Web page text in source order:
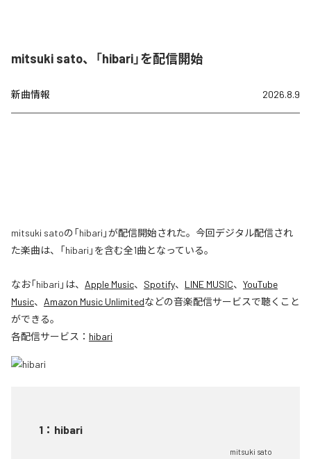
mitsuki sato、「hibari」を配信開始
新曲情報 2026.8.9
mitsuki satoの「hibari」が配信開始された。今回デジタル配信され
た楽曲は、「hibari」を含む全1曲となっている。
なお「hibari 」は、 Apple Music、 Spotify、 LINE MUSIC、 YouTube
Music、 Amazon Music Unlimitedなどの音楽配信サービスで聴くこと
ができる。
各配信サービス： hibari
1 ： hibari
mitsuki sato